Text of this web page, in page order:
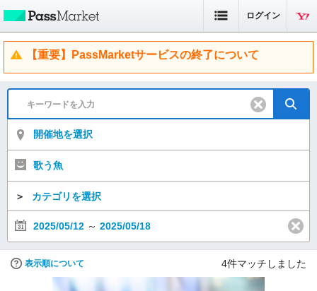
ログイン
【重要】PassMarketサービスの終了について
開催地を選択
歌う魚
＞ カテゴリを選択
2025/05/12 ～ 2025/05/18
表示順について 4件マッチしました